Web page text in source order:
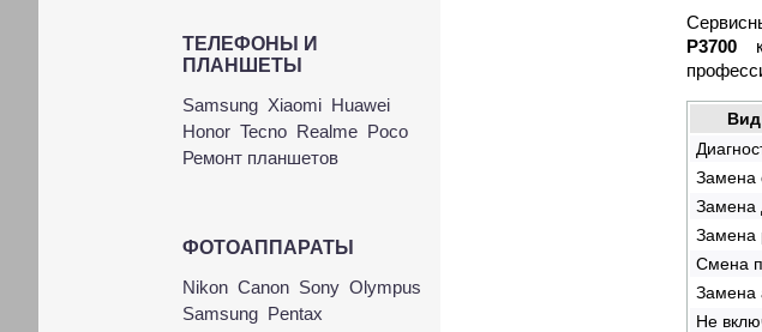
P3700
Замена
Замена
Замена
Смена
Замена
Не
ТЕЛЕФОНЫ И
ПЛАНШЕТЫ
Samsung Xiaomi Huawei
Honor Tecno Realme Poco
Ремонт планшетов
ФОТОАППАРАТЫ
Nikon Canon Sony Olympus
Samsung Pentax